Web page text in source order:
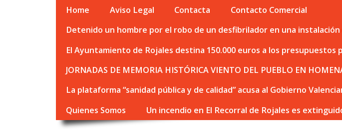
Home Aviso Legal Contacta
Contacto Comercial
Detenido un hombre por el robo de un desfibrilador en una
El Ayuntamiento de Rojales destina 150.000 euros a los presupuestos
JORNADAS DE MEMORIA HISTÓRICA VIENTO DEL PUEBLO EN
La plataforma “sanidad pública y de calidad” acusa al Gobierno
Quienes Somos
Un incendio en El Recorral de Rojales es